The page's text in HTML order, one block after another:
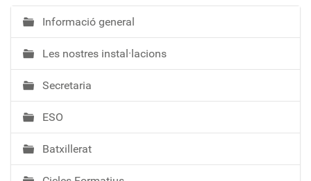
N
a
v
e
g
a
c
ó
Informació general
Les nostres instal·lacions
Secretaria
ESO
Batxillerat